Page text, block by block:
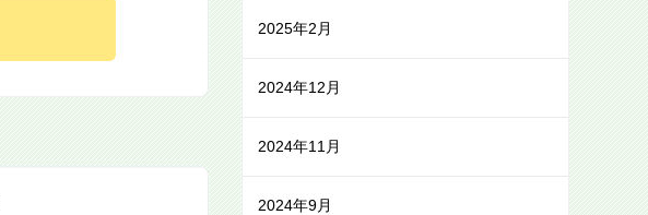
2025年2月
2024年12月
2024年11月
2024年9月